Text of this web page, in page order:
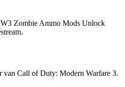
Zombie Ammo Mods Unlock
van Call of Duty: Modern Warfare 3.